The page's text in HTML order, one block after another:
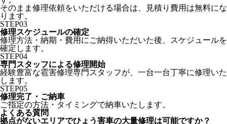
そのまま修理依頼をいただける場合は、見積り費用は無料にな
ります。
STEP03
修理スケジュールの確定
修理方法・納期・費用にご納得いただいた後、スケジュールを
確定します。
STEP04
専門スタッフによる修理開始
経験豊富な雹害修理専門スタッフが、一台一台丁寧に修理いた
します。
STEP05
修理完了・ご納車
ご指定の方法・タイミングで納車いたします。
よくある質問
拠点がないエリアでひょう害車の大量修理は可能ですか？